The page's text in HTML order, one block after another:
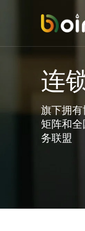
连
旗下拥
矩阵和
务联盟